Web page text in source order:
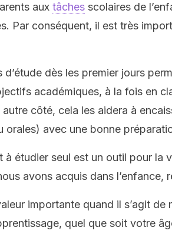
aux tâches scolaires de
Par conséquent, il est très
d’étude dès les premier jours
académiques, à la fois en
autre côté, cela les aidera à
orales) avec une bonne
à étudier seul est un outil pour la
avons acquis dans l’enfance,
importante quand il s’agit de
quel que soit votre